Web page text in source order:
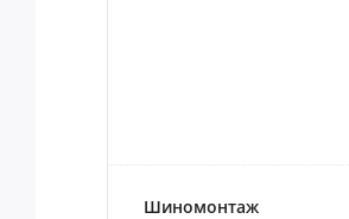
Шиномонтаж